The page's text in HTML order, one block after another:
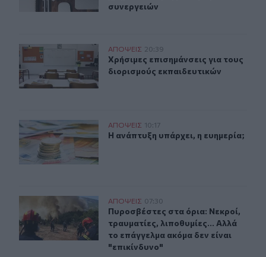
συνεργειών
Χρήσιμες επισημάνσεις για τους διορισμούς
ΑΠΟΨΕΙΣ 20:39
Χρήσιμες επισημάνσεις για τους
Χρήσιμες επισημάνσεις για τους
διορισμούς εκπαιδευτικών
Η ανάπτυξη υπάρχει, η ευημερία;
ΑΠΟΨΕΙΣ 10:17
Η ανάπτυξη υπάρχει, η ευημερία;
Η ανάπτυξη υπάρχει, η ευημερία;
Πυροσβέστες στα όρια: Νεκροί, τραυματίες,
ΑΠΟΨΕΙΣ 07:30
Πυροσβέστες στα όρια: Νεκροί,
Πυροσβέστες στα όρια: Νεκροί,
τραυματίες, λιποθυμίες... Αλλά
το επάγγελμα ακόμα δεν είναι
"επικίνδυνο"